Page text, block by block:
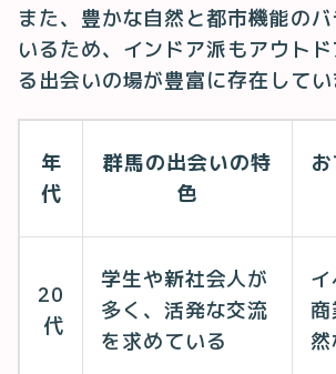
また、豊かな自然と都市機能の
いるため、インドア派もアウト
る出会いの場が豊富に存在してい
年
代
群馬の出会いの特
色
20
代
学生や新社会人が
多く、活発な交流
を求めている
イ
然